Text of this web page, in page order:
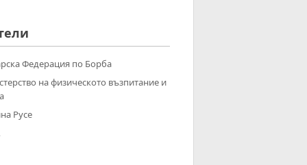
Федерация по Борба
на физическото възпитание и
Русе